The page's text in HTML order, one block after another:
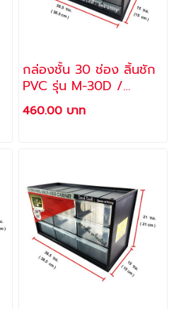
กล่องชั้น 30 ช่อง ลิ้นชัก
PVC รุ่น M-30D /
ALLWAYS
460.00 บาท